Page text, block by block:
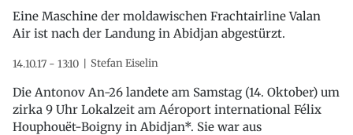
Eine Maschine der moldawischen Frachtairline Valan
Air ist nach der Landung in Abidjan abgestürzt.
14.10.17 - 13:10 Stefan Eiselin
Die Antonov An-26 landete am Samstag (14. Oktober) um
zirka 9 Uhr Lokalzeit am Aéroport international Félix
Houphouët-Boigny in Abidjan*. Sie war aus